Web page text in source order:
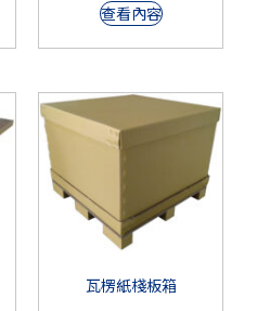
查看內容
瓦楞紙棧板箱